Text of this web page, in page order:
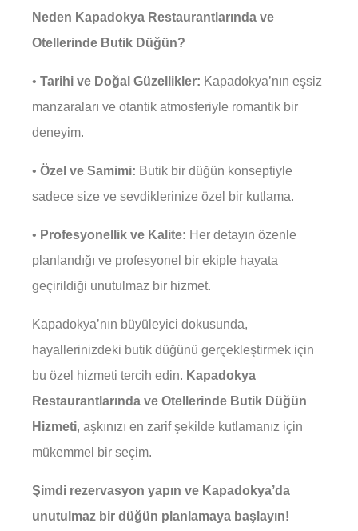
Neden Kapadokya Restaurantlarında ve
Otellerinde Butik Düğün?
• Tarihi ve Doğal Güzellikler: Kapadokya’nın eşsiz
manzaraları ve otantik atmosferiyle romantik bir
deneyim.
• Özel ve Samimi: Butik bir düğün konseptiyle
sadece size ve sevdiklerinize özel bir kutlama.
• Profesyonellik ve Kalite: Her detayın özenle
planlandığı ve profesyonel bir ekiple hayata
geçirildiği unutulmaz bir hizmet.
Kapadokya’nın büyüleyici dokusunda,
hayallerinizdeki butik düğünü gerçekleştirmek için
bu özel hizmeti tercih edin. Kapadokya
Restaurantlarında ve Otellerinde Butik Düğün
Hizmeti, aşkınızı en zarif şekilde kutlamanız için
mükemmel bir seçim.
Şimdi rezervasyon yapın ve Kapadokya’da
unutulmaz bir düğün planlamaya başlayın!